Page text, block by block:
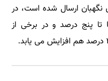
نگهبان ارسال شده است، در
تا پنج درصد و در برخی از